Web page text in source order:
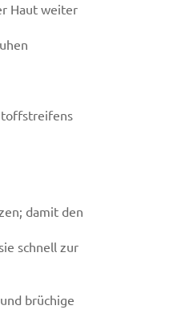
Haut weiter
damit den
schnell zur
brüchige